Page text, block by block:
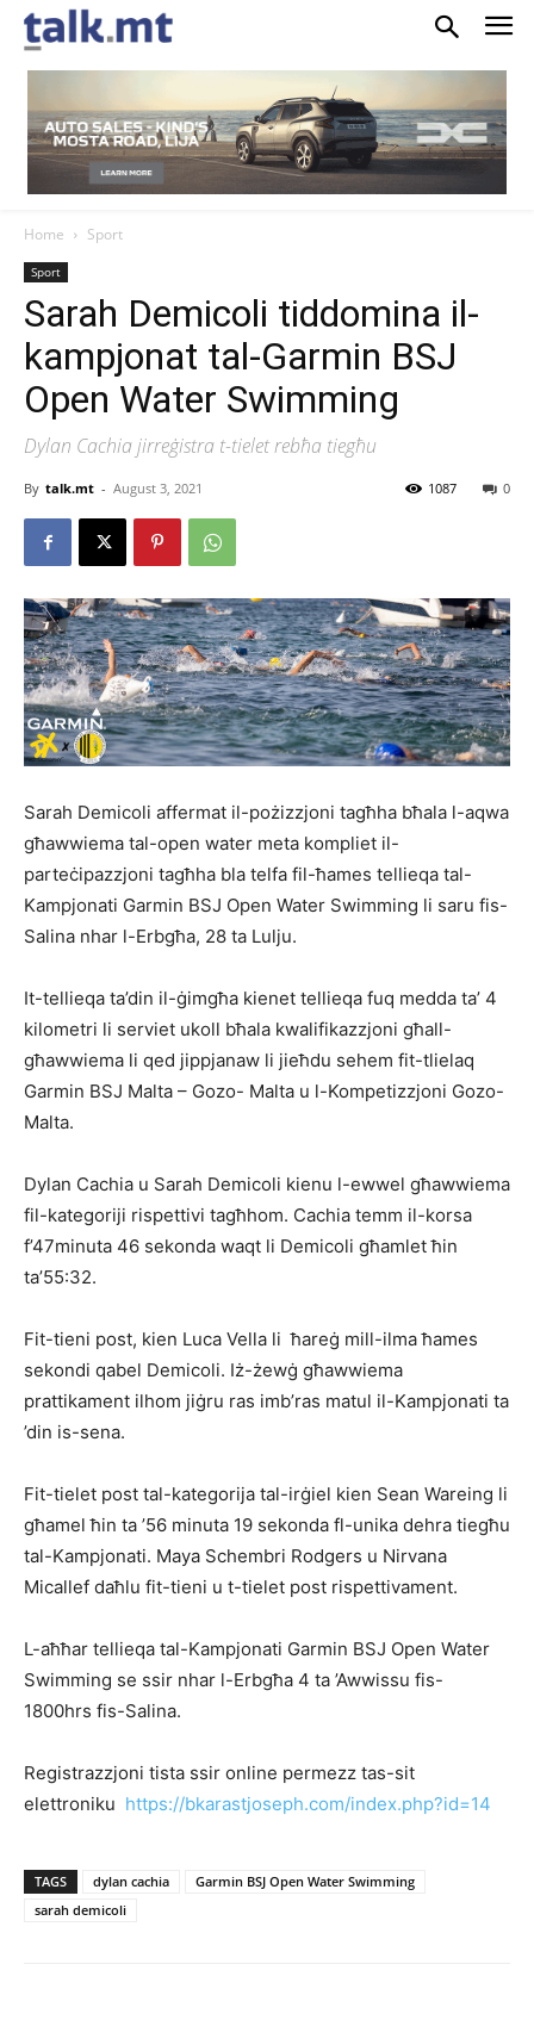
Home Sport
Sport
Sarah Demicoli tiddomina il-
kampjonat tal-Garmin BSJ
Open Water Swimming
Dylan Cachia jirreġistra t-tielet rebħa tiegħu
By talk.mt - August 3, 2021 0
1087
Sarah Demicoli affermat il-pożizzjoni tagħha bħala l-aqwa
għawwiema tal-open water meta kompliet il-
parteċipazzjoni tagħha bla telfa fil-ħames tellieqa tal-
Kampjonati Garmin BSJ Open Water Swimming li saru fis-
Salina nhar l-Erbgħa, 28 ta Lulju.
It-tellieqa ta’din il-ġimgħa kienet tellieqa fuq medda ta’ 4
kilometri li serviet ukoll bħala kwalifikazzjoni għall-
għawwiema li qed jippjanaw li jieħdu sehem fit-tlielaq
Garmin BSJ Malta – Gozo- Malta u l-Kompetizzjoni Gozo-
Malta.
Dylan Cachia u Sarah Demicoli kienu l-ewwel għawwiema
fil-kategoriji rispettivi tagħhom. Cachia temm il-korsa
f’47minuta 46 sekonda waqt li Demicoli għamlet ħin
ta’55:32.
Fit-tieni post, kien Luca Vella li ħareġ mill-ilma ħames
sekondi qabel Demicoli. Iż-żewġ għawwiema
prattikament ilhom jiġru ras imb’ras matul il-Kampjonati ta
’din is-sena.
Fit-tielet post tal-kategorija tal-irġiel kien Sean Wareing li
għamel ħin ta ’56 minuta 19 sekonda fl-unika dehra tiegħu
tal-Kampjonati. Maya Schembri Rodgers u Nirvana
Micallef daħlu fit-tieni u t-tielet post rispettivament.
L-aħħar tellieqa tal-Kampjonati Garmin BSJ Open Water
Swimming se ssir nhar l-Erbgħa 4 ta ’Awwissu fis-
1800hrs fis-Salina.
Registrazzjoni tista ssir online permezz tas-sit
elettroniku https://bkarastjoseph.com/index.php?id=14
TAGS dylan cachia
Garmin BSJ Open Water Swimming
sarah demicoli